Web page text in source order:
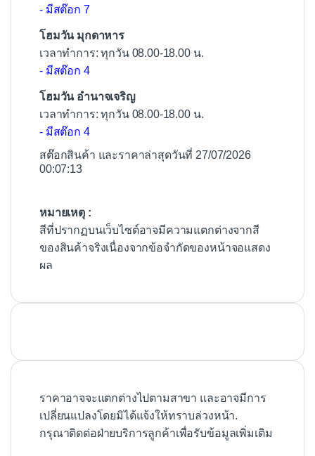
- มีสต๊อก 7
โฮมวัน มุกดาหาร
เวลาทำการ: ทุกวัน 08.00-18.00 น.
- มีสต๊อก 4
โฮมวัน อำนาจเจริญ
เวลาทำการ: ทุกวัน 08.00-18.00 น.
- มีสต๊อก 4
สต๊อกสินค้า และราคาล่าสุดวันที่ 27/07/2026
00:07:13
หมายเหตุ :
สีที่ปรากฏบนเว็บไซต์อาจมีความแตกต่างจากสี
ของสินค้าจริงเนื่องจากข้อจำกัดของหน้าจอแสดง
ผล
ราคาอาจจะแตกต่างไปตามสาขา และอาจมีการ
เปลี่ยนแปลงโดยมิได้แจ้งให้ทราบล่วงหน้า.
กรุณาติดต่อฝ่ายบริการลูกค้าเพื่อรับข้อมูลเพิ่มเติม